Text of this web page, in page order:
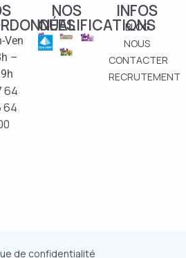
Ven
–
64
64
NOS
QUALIFICATIONS
INFOS
BLOG
NOUS
CONTACTER
RECRUTEMENT
de confidentialité